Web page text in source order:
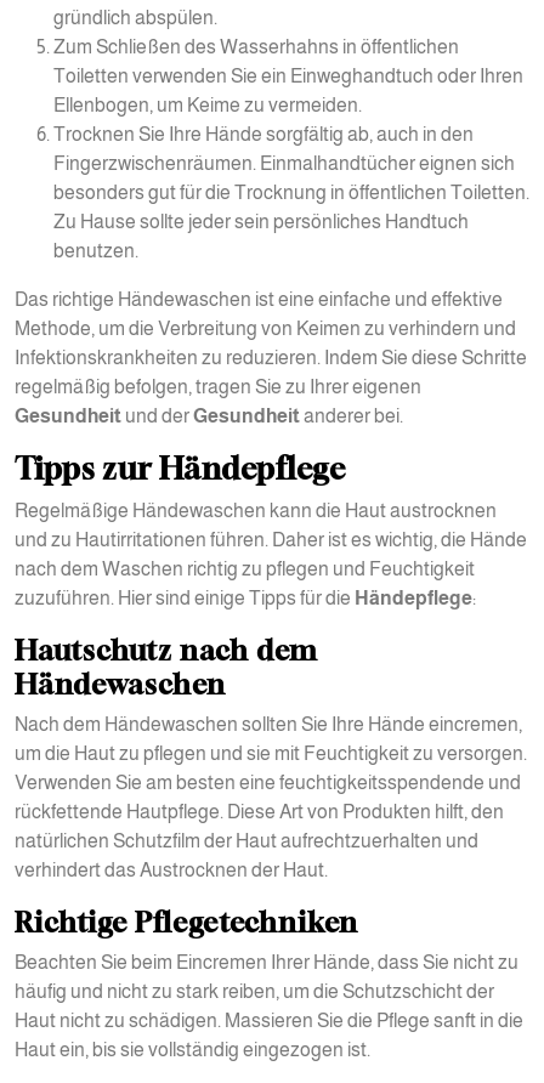
gründlich abspülen.
Zum Schließen des Wasserhahns in öffentlichen
Toiletten verwenden Sie ein Einweghandtuch oder Ihren
Ellenbogen, um Keime zu vermeiden.
Trocknen Sie Ihre Hände sorgfältig ab, auch in den
Fingerzwischenräumen. Einmalhandtücher eignen sich
besonders gut für die Trocknung in öffentlichen Toiletten.
Zu Hause sollte jeder sein persönliches Handtuch
benutzen.
Das richtige Händewaschen ist eine einfache und effektive
Methode, um die Verbreitung von Keimen zu verhindern und
Infektionskrankheiten zu reduzieren. Indem Sie diese Schritte
regelmäßig befolgen, tragen Sie zu Ihrer eigenen
Gesundheit und derGesundheitanderer bei.
Tipps zur Händepflege
Regelmäßige Händewaschen kann die Haut austrocknen
und zu Hautirritationen führen. Daher ist es wichtig, die Hände
nach dem Waschen richtig zu pflegen und Feuchtigkeit
zuzuführen. Hier sind einige Tipps für die Händepflege:
Hautschutz nach dem
Händewaschen
Nach dem Händewaschen sollten Sie Ihre Hände eincremen,
um die Haut zu pflegen und sie mit Feuchtigkeit zu versorgen.
Verwenden Sie am besten eine feuchtigkeitsspendende und
rückfettende Hautpflege. Diese Art von Produkten hilft, den
natürlichen Schutzfilm der Haut aufrechtzuerhalten und
verhindert das Austrocknen der Haut.
Richtige Pflegetechniken
Beachten Sie beim Eincremen Ihrer Hände, dass Sie nicht zu
häufig und nicht zu stark reiben, um die Schutzschicht der
Haut nicht zu schädigen. Massieren Sie die Pflege sanft in die
Haut ein, bis sie vollständig eingezogen ist.